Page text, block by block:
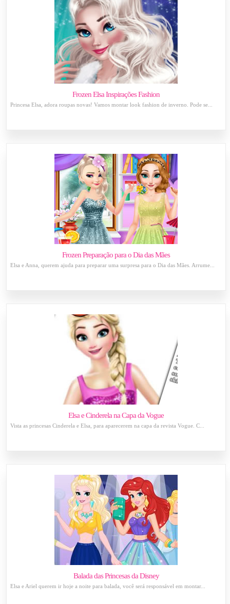
Frozen Elsa Inspirações Fashion
Princesa Elsa, adora roupas novas! Vamos montar look fashion de inverno. Pode se...
Frozen Preparação para o Dia das Mães
Elsa e Anna, querem ajuda para preparar uma surpresa para o Dia das Mães. Arrume...
Elsa e Cinderela na Capa da Vogue
Vista as princesas Cinderela e Elsa, para aparecerem na capa da revista Vogue. C...
Balada das Princesas da Disney
Elsa e Ariel querem ir hoje a noite para balada, você será responsável em montar...